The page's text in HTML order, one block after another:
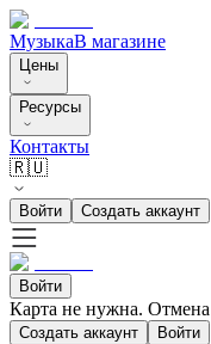
МузыкаВ магазине
Цены
Ресурсы
Контакты
🇷🇺
Войти Создать аккаунт
Войти
Карта не нужна.
Создать аккаунт Войти